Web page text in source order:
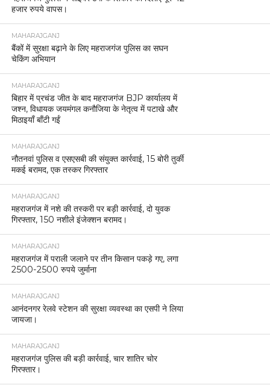
हजार रुपये वापस।
MAHARAJGANJ
बैंकों में सुरक्षा बढ़ाने के लिए महराजगंज पुलिस का सघन
चेकिंग अभियान
MAHARAJGANJ
बिहार में प्रचंड जीत के बाद महराजगंज BJP कार्यालय में
जश्न, विधायक जयमंगल कनौजिया के नेतृत्व में पटाखे और
मिठाइयाँ बाँटी गईं
MAHARAJGANJ
नौतनवां पुलिस व एसएसबी की संयुक्त कार्रवाई, 15 बोरी तुर्की
मकई बरामद, एक तस्कर गिरफ्तार
MAHARAJGANJ
महराजगंज में नशे की तस्करी पर बड़ी कार्रवाई, दो युवक
गिरफ्तार, 150 नशीले इंजेक्शन बरामद।
MAHARAJGANJ
महराजगंज में पराली जलाने पर तीन किसान पकड़े गए, लगा
2500-2500 रुपये जुर्माना
MAHARAJGANJ
आनंदनगर रेलवे स्टेशन की सुरक्षा व्यवस्था का एसपी ने लिया
जायजा।
MAHARAJGANJ
महराजगंज पुलिस की बड़ी कार्रवाई, चार शातिर चोर
गिरफ्तार।